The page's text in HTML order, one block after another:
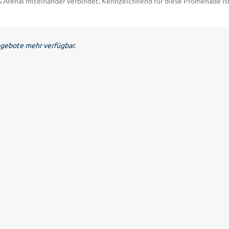
lohnt ein Ausflug zur mallorquinischen Hauptstadt Palma
Attraktionen Palmas erwarten Sie in der mittelalterlichen
und bürgerlichen Architektur. Obwohl die Serra de
Gebirge entdecken Sie Tiere wie die Mallorca-Geburtshelferkröte
mehr verfügbar.